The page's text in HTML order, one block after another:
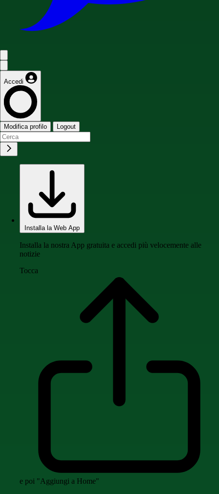
Accedi
Modifica profilo Logout
Installa la Web App
Installa la nostra App gratuita e accedi più velocemente alle
notizie
Tocca
e poi "Aggiungi a Home"